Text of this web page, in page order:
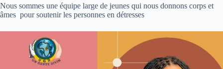
Nous sommes une équipe large de jeunes qui nous donnons corps et
âmes pour soutenir les personnes en détresses